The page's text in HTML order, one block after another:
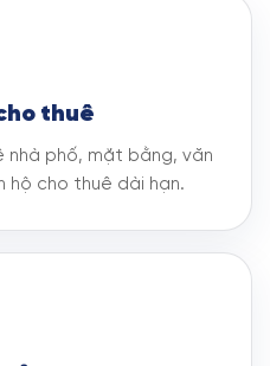
thuê
nhà phố, mặt bằng, văn
hộ cho thuê dài hạn.